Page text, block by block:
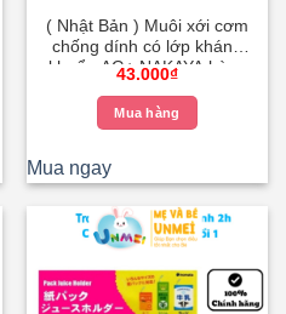
( Nhật Bản ) Muôi xới cơm
chống dính có lớp kháng
khuẩn AG+ NAKAYA hàng
43.000₫
Mua hàng
Mua ngay